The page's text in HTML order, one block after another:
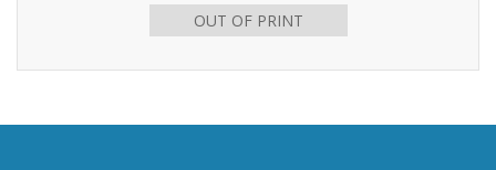
OUT OF PRINT